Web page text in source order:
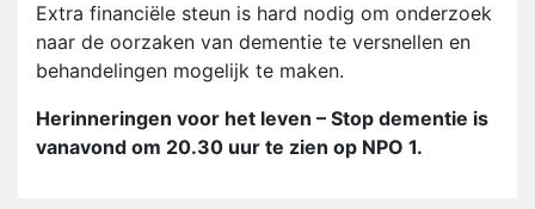
Extra financiële steun is hard nodig om onderzoek
naar de oorzaken van dementie te versnellen en
behandelingen mogelijk te maken.
Herinneringen voor het leven – Stop dementie is
vanavond om 20.30 uur te zien op NPO 1.